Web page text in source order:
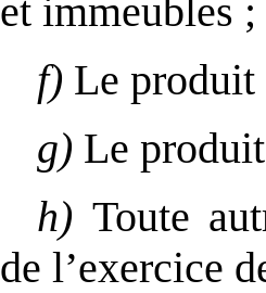
et immeubles ;
f) Le produit
g) Le
h) Toute
de l’exercice